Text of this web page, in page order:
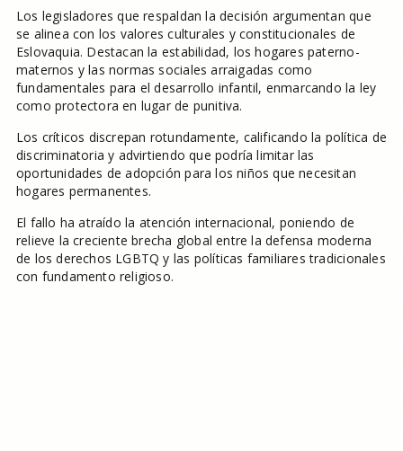
Los legisladores que respaldan la decisión argumentan que
se alinea con los valores culturales y constitucionales de
Eslovaquia. Destacan la estabilidad, los hogares paterno-
maternos y las normas sociales arraigadas como
fundamentales para el desarrollo infantil, enmarcando la ley
como protectora en lugar de punitiva.
Los críticos discrepan rotundamente, calificando la política de
discriminatoria y advirtiendo que podría limitar las
oportunidades de adopción para los niños que necesitan
hogares permanentes.
El fallo ha atraído la atención internacional, poniendo de
relieve la creciente brecha global entre la defensa moderna
de los derechos LGBTQ y las políticas familiares tradicionales
con fundamento religioso.